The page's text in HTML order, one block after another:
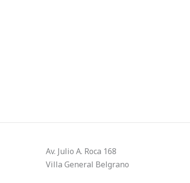
Av. Julio A. Roca 168
Villa General Belgrano